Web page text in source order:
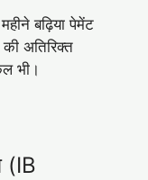
बढ़िया पेमेंट
अतिरिक्त
भी।
(IB